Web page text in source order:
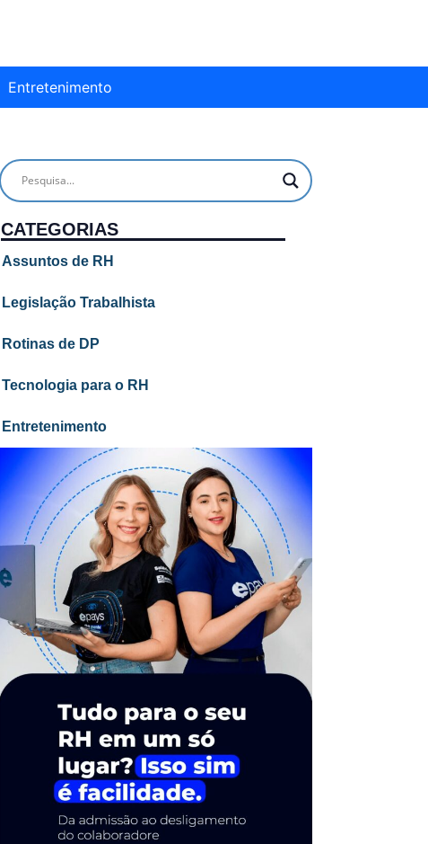
Entretenimento
CATEGORIAS
Assuntos de RH
Legislação Trabalhista
Rotinas de DP
Tecnologia para o RH
Entretenimento